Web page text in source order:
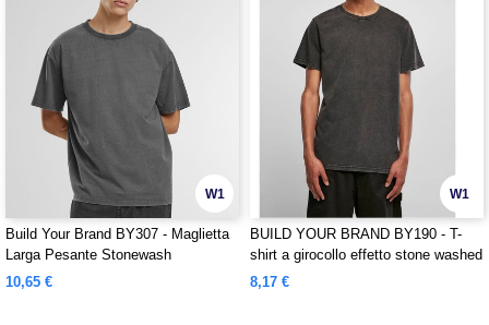
W1
Build Your Brand BY307 - Maglietta
Larga Pesante Stonewash
10,65 €
W1
BUILD YOUR BRAND BY190 - T-
shirt a girocollo effetto stone washed
8,17 €